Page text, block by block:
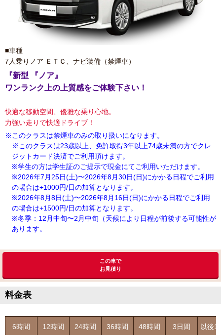
■車種
7人乗りノア ＥＴＣ、ナビ装備（禁煙車）
『新型 『ノア』
ワンランク上の上質感をご体験下さい！
快適な移動空間、優雅な乗り心地。
力強い走りで快適ドライブ！
※このクラスは禁煙車のみの取り扱いになります。
※このクラスは23歳以上、免許取得3年以上74歳未満の方でクレ
ジットカード決済でご利用頂けます。
※学生の方は学生証のご提示で現金にてご利用いただけます。
※2026年7月25日(土)〜2026年8月30日(日)にかかる日程でご利用
の場合は+1000円/日の加算となります。
※2026年8月8日(土)〜2026年8月16日(日)にかかる日程でご利用
の場合は+1500円/日の加算となります。
※冬季：12月中旬〜2月中旬（天候により日程が前後する可能性が
あります。
この車で
お見積り
料金表
6時間 12時間 24時間 36時間 48時間 3日間 以後1